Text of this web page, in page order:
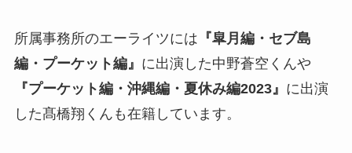
所属事務所のエーライツには 『皐月編・セブ島
編・プーケット編』 に出演した中野蒼空くんや
『プーケット編・沖縄編・夏休み編2023』 に出演
した髙橋翔くんも在籍しています。